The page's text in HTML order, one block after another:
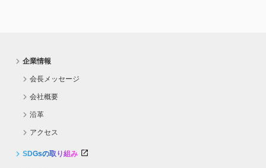
企業情報
会長メッセージ
会社概要
沿革
アクセス
SDGsの取り組み